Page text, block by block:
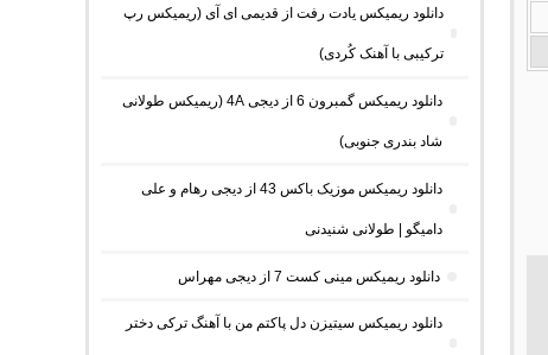
دانلود ریمیکس یادت رفت از قدیمی ای آی (ریمیکس رپ
ترکیبی با آهنک کُردی)
دانلود ریمیکس گمبرون 6 از دیجی 4A (ریمیکس طولانی
شاد بندری جنوبی)
دانلود ریمیکس موزیک باکس 43 از دیجی رهام و علی
دامیگو | طولانی شنیدنی
دانلود ریمیکس مینی کست 7 از دیجی مهراس
دانلود ریمیکس سیتیزن دل پاکتم من با آهنگ ترکی دختر